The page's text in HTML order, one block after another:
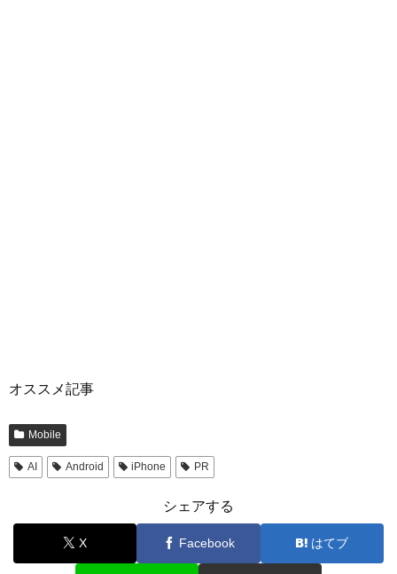
オススメ記事
Mobile
AI Android iPhone PR
シェアする
X Facebook はてブ